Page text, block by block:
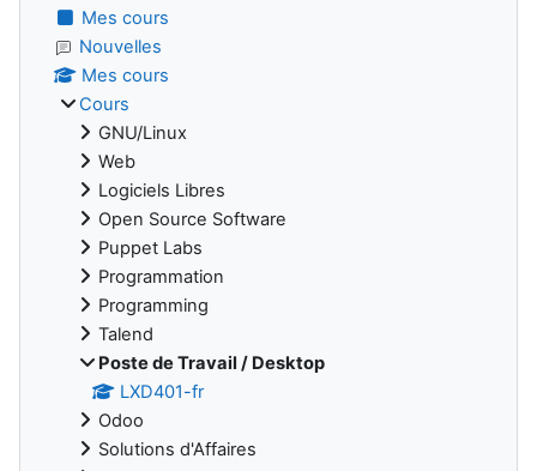
Mes cours
Nouvelles
Mes cours
Cours
GNU/Linux
Web
Logiciels Libres
Open Source Software
Puppet Labs
Programmation
Programming
Talend
Poste de Travail / Desktop
LXD401-fr
Odoo
Solutions d'Affaires